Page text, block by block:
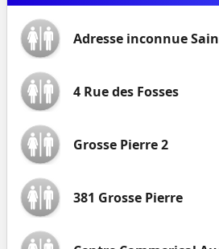
Adresse inconnue
4 Rue des Fosses
Grosse Pierre 2
381 Grosse Pierre